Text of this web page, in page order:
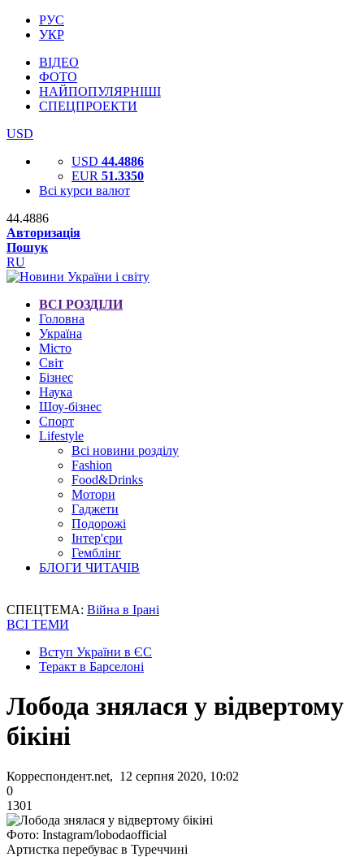
РУС
УКР
ВІДЕО
ФОТО
НАЙПОПУЛЯРНІШІ
СПЕЦПРОЕКТИ
USD
USD 44.4886
EUR 51.3350
Всі курси валют
44.4886
Авторизація
Пошук
RU
ВСІ РОЗДІЛИ
Головна
Україна
Місто
Світ
Бізнес
Наука
Шоу-бізнес
Спорт
Lifestyle
Всі новини розділу
Fashion
Food&Drinks
Мотори
Гаджети
Подорожі
Інтер'єри
Гемблінг
БЛОГИ ЧИТАЧІВ
СПЕЦТЕМА: Війна в Ірані
ВСІ ТЕМИ
Вступ України в ЄС
Теракт в Барселоні
Лобода знялася у відвертому
бікіні
Корреспондент.net, 12 серпня 2020, 10:02
0
1301
Фото: Instagram/lobodaofficial
Артистка перебуває в Туреччині